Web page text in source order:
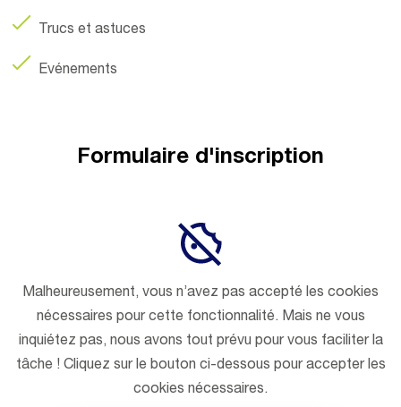
Trucs et astuces
Evénements
Formulaire d'inscription
Malheureusement, vous n’avez pas accepté les cookies
nécessaires pour cette fonctionnalité. Mais ne vous
inquiétez pas, nous avons tout prévu pour vous faciliter la
tâche ! Cliquez sur le bouton ci-dessous pour accepter les
cookies nécessaires.